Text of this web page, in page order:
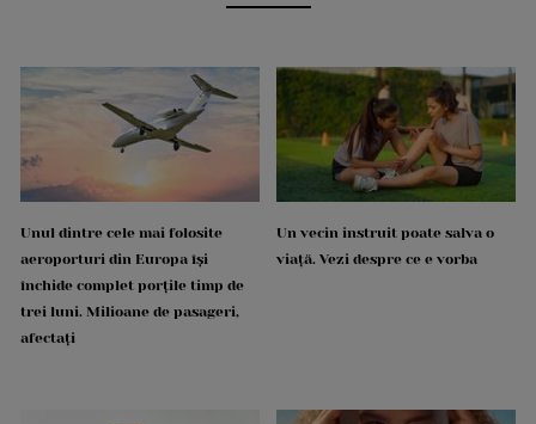
Unul dintre cele mai folosite
aeroporturi din Europa își
închide complet porțile timp de
trei luni. Milioane de pasageri,
afectați
Un vecin instruit poate salva o
viață. Vezi despre ce e vorba